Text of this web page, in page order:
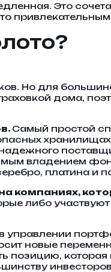
Это
Но для
дома,
Самый простой
хранилищах
владением
платина и
компаниях,
либо
новые
позицию,
инвесторов